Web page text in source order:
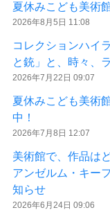
夏休みこども美術
2026年8月5日 11:08
コレクションハ
と銃」と、時々、
2026年7月22日 09:07
夏休みこども美術
中！
2026年7月8日 12:07
美術館で、作品は
アンゼルム・キー
知らせ
2026年6月24日 09:06